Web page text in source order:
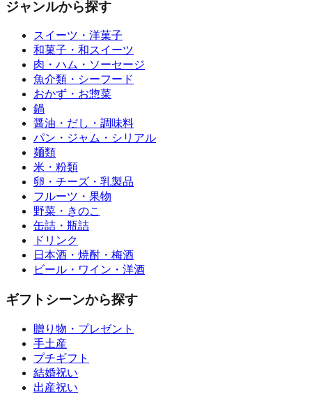
ジャンルから探す
スイーツ・洋菓子
和菓子・和スイーツ
肉・ハム・ソーセージ
魚介類・シーフード
おかず・お惣菜
鍋
醤油・だし・調味料
パン・ジャム・シリアル
麺類
米・粉類
卵・チーズ・乳製品
フルーツ・果物
野菜・きのこ
缶詰・瓶詰
ドリンク
日本酒・焼酎・梅酒
ビール・ワイン・洋酒
ギフトシーンから探す
贈り物・プレゼント
手土産
プチギフト
結婚祝い
出産祝い